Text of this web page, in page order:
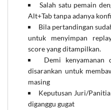
Salah satu pemain
Alt+Tab tanpa adanya
Bila pertandingan
untuk menyimpan
score yang ditampilkan.
Demi kenyamanan
disarankan untuk
masing
Keputusan Juri/
diganggu gugat